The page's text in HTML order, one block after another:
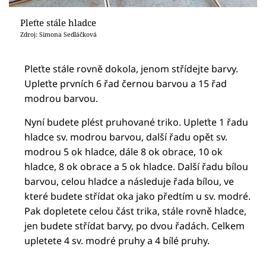
Pleťte stále hladce
Zdroj: Simona Sedláčková
Pleťte stále rovně dokola, jenom střídejte barvy.
Upleťte prvních 6 řad černou barvou a 15 řad
modrou barvou.
Nyní budete plést pruhované triko. Upleťte 1 řadu
hladce sv. modrou barvou, další řadu opět sv.
modrou 5 ok hladce, dále 8 ok obrace, 10 ok
hladce, 8 ok obrace a 5 ok hladce. Další řadu bílou
barvou, celou hladce a následuje řada bílou, ve
které budete střídat oka jako předtím u sv. modré.
Pak dopletete celou část trika, stále rovně hladce,
jen budete střídat barvy, po dvou řadách. Celkem
upletete 4 sv. modré pruhy a 4 bílé pruhy.